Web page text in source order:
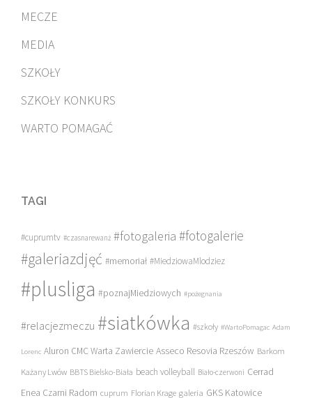
MECZE
MEDIA
SZKOŁY
SZKOŁY KONKURS
WARTO POMAGAĆ
TAGI
#cuprumtv #czasnarewanż #fotogaleria #fotogalerie
#galeriazdjęć #memoriał #MiedziowaMlodziez
#plusliga #poznajMiedziowych #pożegnania
#relacjezmeczu #siatkówka #szkoły #WartoPomagac Adam
Lorenc Aluron CMC Warta Zawiercie Asseco Resovia Rzeszów Barkom
Każany Lwów BBTS Bielsko-Biała beach volleyball Biało-czerwoni Cerrad
Enea Czarni Radom cuprum Florian Krage galeria GKS Katowice